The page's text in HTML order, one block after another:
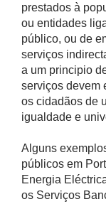
prestados à
ou entidades
público, ou de
serviços
a um principio
serviços devem
os cidadãos de
igualdade e
Alguns
públicos em
Energia
os Serviços